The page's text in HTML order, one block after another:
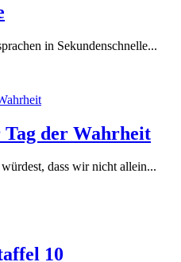
in Sekundenschnelle...
Tag der Wahrheit
dass wir nicht allein...
10